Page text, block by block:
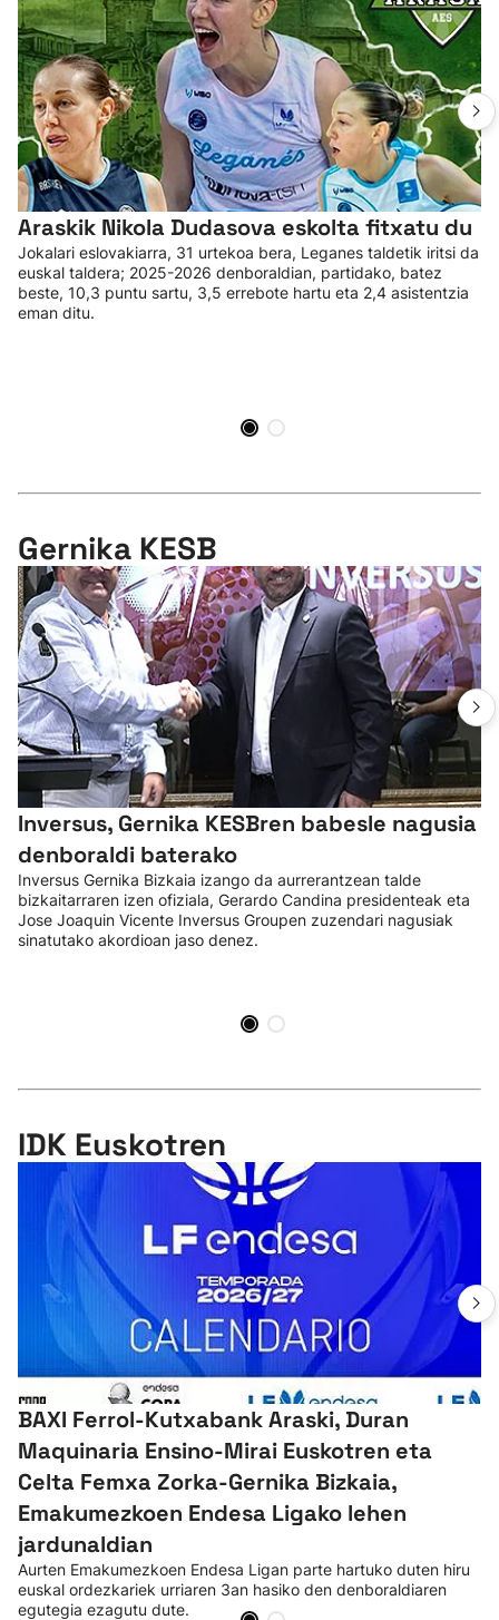
Araskik Nikola Dudasova eskolta fitxatu du
Jokalari eslovakiarra, 31 urtekoa bera, Leganes taldetik iritsi da
euskal taldera; 2025-2026 denboraldian, partidako, batez
beste, 10,3 puntu sartu, 3,5 errebote hartu eta 2,4 asistentzia
eman ditu.
Gernika KESB
Inversus, Gernika KESBren babesle nagusia
denboraldi baterako
Inversus Gernika Bizkaia izango da aurrerantzean talde
bizkaitarraren izen ofiziala, Gerardo Candina presidenteak eta
Jose Joaquin Vicente Inversus Groupen zuzendari nagusiak
sinatutako akordioan jaso denez.
IDK Euskotren
BAXI Ferrol-Kutxabank Araski, Duran
Maquinaria Ensino-Mirai Euskotren eta
Celta Femxa Zorka-Gernika Bizkaia,
Emakumezkoen Endesa Ligako lehen
jardunaldian
Aurten Emakumezkoen Endesa Ligan parte hartuko duten hiru
euskal ordezkariek urriaren 3an hasiko den denboraldiaren
egutegia ezagutu dute.